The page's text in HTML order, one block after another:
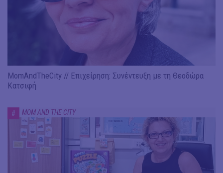
MomAndTheCity // Επιχείρηση: Συνέντευξη με τη Θεοδώρα
Κατσιφή
# MOM AND THE CITY